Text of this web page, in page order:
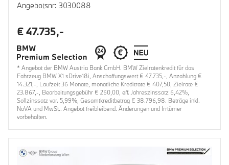
Angebotsnr: 3030088
€ 47.735,-
* Angebot der BMW Austria Bank GmbH. BMW Zielratenkredit für das
Fahrzeug BMW X1 sDrive18i, Anschaffungswert € 47.735,-, Anzahlung €
14.321,-, Laufzeit 36 Monate, monatliche Kreditrate € 407,50, Zielrate €
23.867,-, Bearbeitungsgebühr € 260,00, eff. Jahreszinssatz 6,42%,
Sollzinssatz var. 5,99%, Gesamtkreditbetrag € 38.796,98. Beträge inkl.
NoVA und MwSt.. Angebot freibleibend. Änderungen und Irrtümer
vorbehalten.